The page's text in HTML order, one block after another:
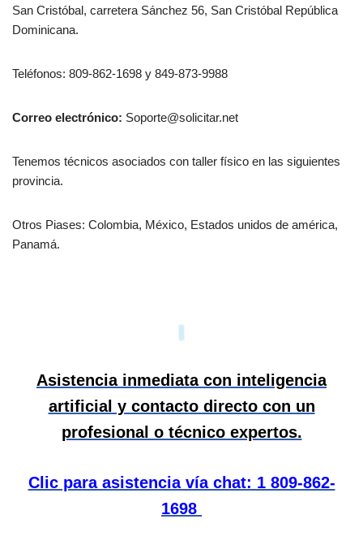
San Cristóbal, carretera Sánchez 56, San Cristóbal República
Dominicana.
Teléfonos: 809-862-1698 y 849-873-9988
Correo electrónico: Soporte@solicitar.net
Tenemos técnicos asociados con taller físico en las siguientes
provincia.
Otros Piases: Colombia, México, Estados unidos de américa,
Panamá.
Asistencia inmediata con inteligencia
artificial y contacto directo con un
profesional o técnico expertos.
Clic para asistencia vía chat: 1 809-862-
1698